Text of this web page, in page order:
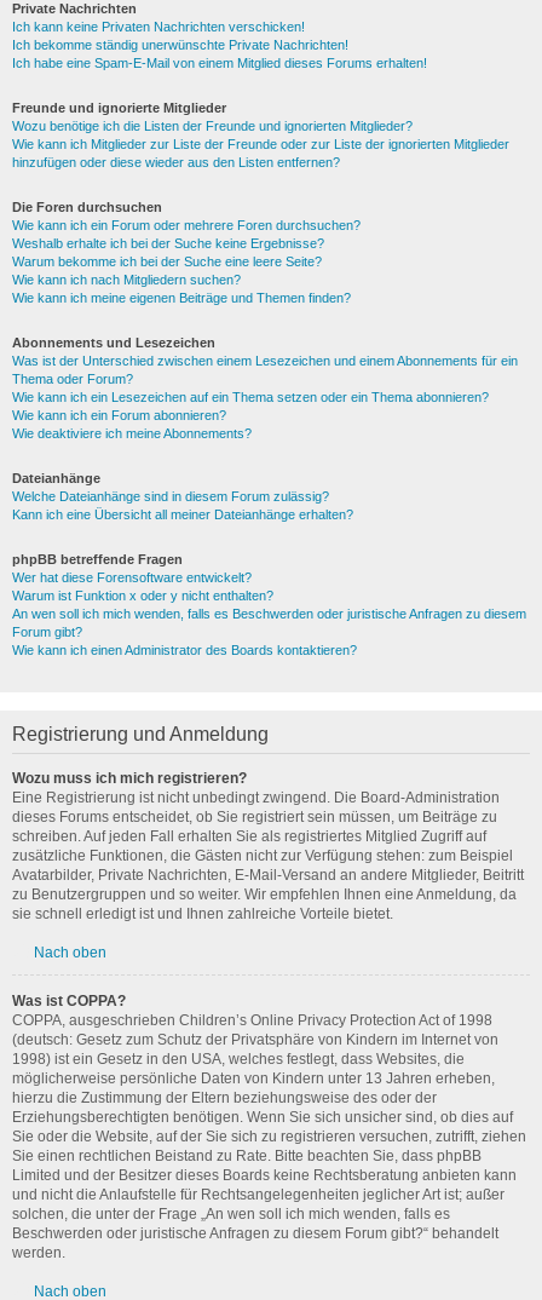
Private Nachrichten
Ich kann keine Privaten Nachrichten verschicken!
Ich bekomme ständig unerwünschte Private Nachrichten!
Ich habe eine Spam-E-Mail von einem Mitglied dieses Forums erhalten!
Freunde und ignorierte Mitglieder
Wozu benötige ich die Listen der Freunde und ignorierten Mitglieder?
Wie kann ich Mitglieder zur Liste der Freunde oder zur Liste der ignorierten Mitglieder
hinzufügen oder diese wieder aus den Listen entfernen?
Die Foren durchsuchen
Wie kann ich ein Forum oder mehrere Foren durchsuchen?
Weshalb erhalte ich bei der Suche keine Ergebnisse?
Warum bekomme ich bei der Suche eine leere Seite?
Wie kann ich nach Mitgliedern suchen?
Wie kann ich meine eigenen Beiträge und Themen finden?
Abonnements und Lesezeichen
Was ist der Unterschied zwischen einem Lesezeichen und einem Abonnements für ein
Thema oder Forum?
Wie kann ich ein Lesezeichen auf ein Thema setzen oder ein Thema abonnieren?
Wie kann ich ein Forum abonnieren?
Wie deaktiviere ich meine Abonnements?
Dateianhänge
Welche Dateianhänge sind in diesem Forum zulässig?
Kann ich eine Übersicht all meiner Dateianhänge erhalten?
phpBB betreffende Fragen
Wer hat diese Forensoftware entwickelt?
Warum ist Funktion x oder y nicht enthalten?
An wen soll ich mich wenden, falls es Beschwerden oder juristische Anfragen zu diesem
Forum gibt?
Wie kann ich einen Administrator des Boards kontaktieren?
Registrierung und Anmeldung
Wozu muss ich mich registrieren?
Eine Registrierung ist nicht unbedingt zwingend. Die Board-Administration
dieses Forums entscheidet, ob Sie registriert sein müssen, um Beiträge zu
schreiben. Auf jeden Fall erhalten Sie als registriertes Mitglied Zugriff auf
zusätzliche Funktionen, die Gästen nicht zur Verfügung stehen: zum Beispiel
Avatarbilder, Private Nachrichten, E-Mail-Versand an andere Mitglieder, Beitritt
zu Benutzergruppen und so weiter. Wir empfehlen Ihnen eine Anmeldung, da
sie schnell erledigt ist und Ihnen zahlreiche Vorteile bietet.
Nach oben
Was ist COPPA?
COPPA, ausgeschrieben Children’s Online Privacy Protection Act of 1998
(deutsch: Gesetz zum Schutz der Privatsphäre von Kindern im Internet von
1998) ist ein Gesetz in den USA, welches festlegt, dass Websites, die
möglicherweise persönliche Daten von Kindern unter 13 Jahren erheben,
hierzu die Zustimmung der Eltern beziehungsweise des oder der
Erziehungsberechtigten benötigen. Wenn Sie sich unsicher sind, ob dies auf
Sie oder die Website, auf der Sie sich zu registrieren versuchen, zutrifft, ziehen
Sie einen rechtlichen Beistand zu Rate. Bitte beachten Sie, dass phpBB
Limited und der Besitzer dieses Boards keine Rechtsberatung anbieten kann
und nicht die Anlaufstelle für Rechtsangelegenheiten jeglicher Art ist; außer
solchen, die unter der Frage „An wen soll ich mich wenden, falls es
Beschwerden oder juristische Anfragen zu diesem Forum gibt?“ behandelt
werden.
Nach oben